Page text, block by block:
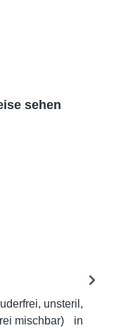
sehen
unsteril,
mischbar) in